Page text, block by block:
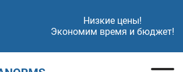
Низкие цены!
Экономим время и бюджет!